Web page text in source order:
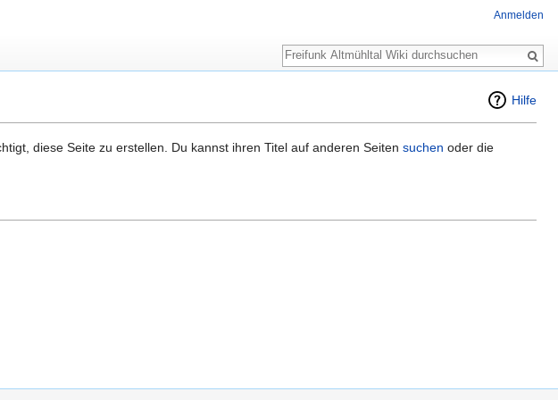
Hilfe
diese Seite zu erstellen. Du kannst ihren Titel auf anderen Seiten suchen oder die
Anmelden
Suche